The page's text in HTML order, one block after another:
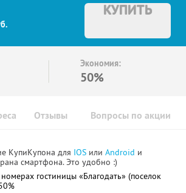
КУПИТЬ
Экономия:
50%
Отзывы Вопросы по акции
КупиКупона для IOS или Android и
смартфона. Это удобно :)
гостиницы «Благодать» (поселок